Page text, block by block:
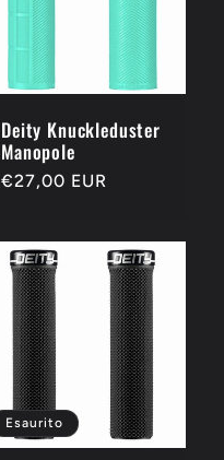
Deity Knuckleduster
Manopole
Prezzo
€27,00 EUR
Esaurito